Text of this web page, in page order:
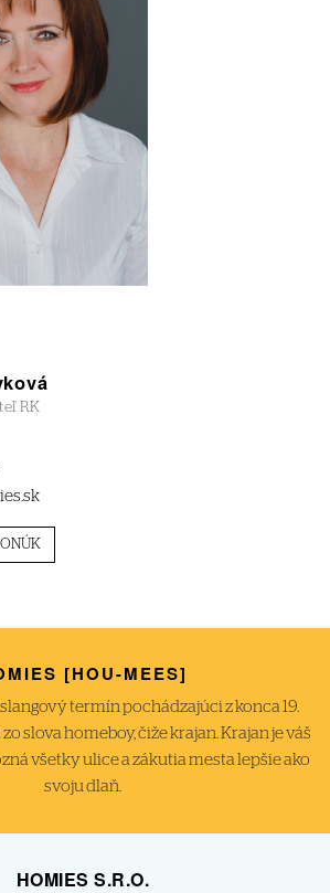
RK
[HOU-MEES]
termín pochádzajúci z konca 19.
slova homeboy, čiže krajan. Krajan je váš
všetky ulice a zákutia mesta lepšie ako
svoju dlaň.
HOMIES S.R.O.